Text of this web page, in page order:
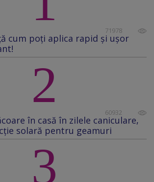
71978
cum poți aplica rapid și ușor
2 60932
în casă în zilele caniculare,
solară pentru geamuri
3